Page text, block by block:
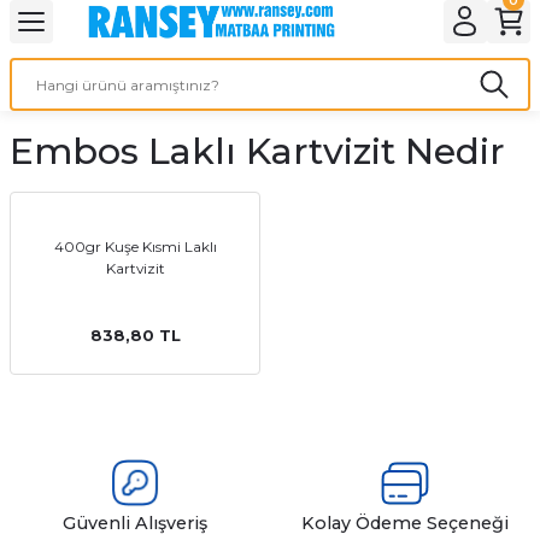
Geri Dön
Geri Dön
Geri Dön
Geri Dön
Ürünleri
Geri Dön
Geri Dön
Geri Dön
Embos Laklı Kartvizit Nedir
400gr Kuşe Kısmi Laklı
Kartvizit
838,80 TL
Güvenli Alışveriş Kolay Ödeme Seçeneği